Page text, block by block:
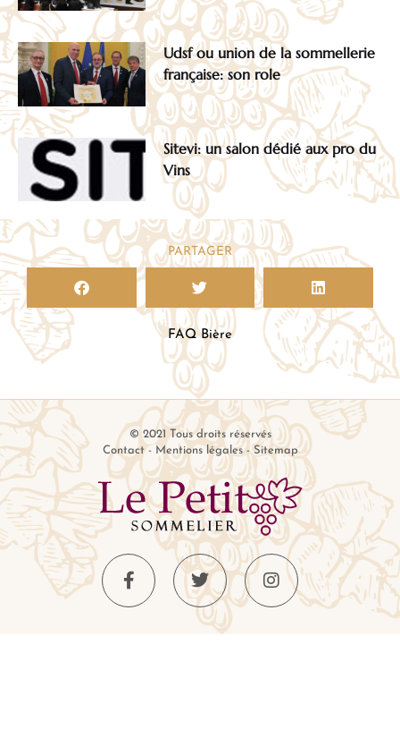
Udsf ou union de la sommellerie
française: son role
Sitevi: un salon dédié aux pro du
Vins
PARTAGER
FAQ Bière
© 2021 Tous droits réservés
Contact- Mentions légales-Sitemap